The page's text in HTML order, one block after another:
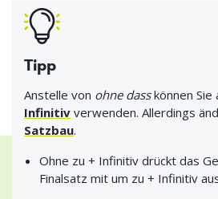
Tipp
Anstelle von ohne dasskönnen Sie
Infinitiv verwenden. Allerdings
Satzbau.
Ohne zu + Infinitiv drückt das
Finalsatz mit um zu + Infinitiv